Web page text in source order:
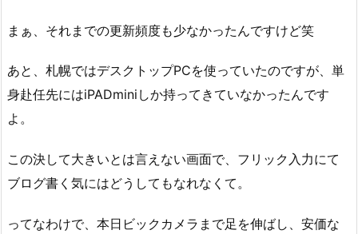
まぁ、それまでの更新頻度も少なかったんですけど笑
あと、札幌ではデスクトップPCを使っていたのですが、単
身赴任先にはiPADminiしか持ってきていなかったんです
よ。
この決して大きいとは言えない画面で、フリック入力にて
ブログ書く気にはどうしてもなれなくて。
ってなわけで、本日ビックカメラまで足を伸ばし、安価な